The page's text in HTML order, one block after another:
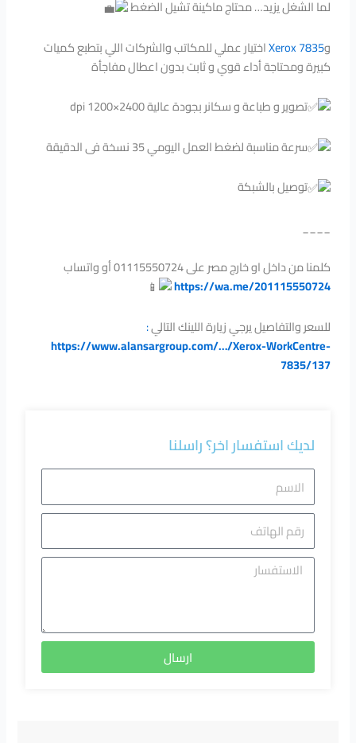
لما الشغل يزيد… محتاج ماكينة تشيل الضغط
وXerox 7835اختيار عملي للمكاتب والشركات اللي بتطبع كميات
كبيرة ومحتاجة أداء قوي و ثابت بدون اعطال مفاجأة
تصوير و طباعة و سكانر بجودة عالية dpi 1200×2400
سرعة مناسبة لضغط العمل اليومي 35 نسخة فى الدقيقة
توصيل بالشبكة
____
كلمنا من داخل او خارج مصر على 01115550724 أو واتساب
https://wa.me/201115550724
للسعر والتفاصيل يرجي زيارة اللينك التالي:
https://www.alansargroup.com/…/Xerox-WorkCentre-
7835/137
لديك استفسار اخر؟ راسلنا
الاسم
رقم
الهاتف
الاستفسا
ارسال